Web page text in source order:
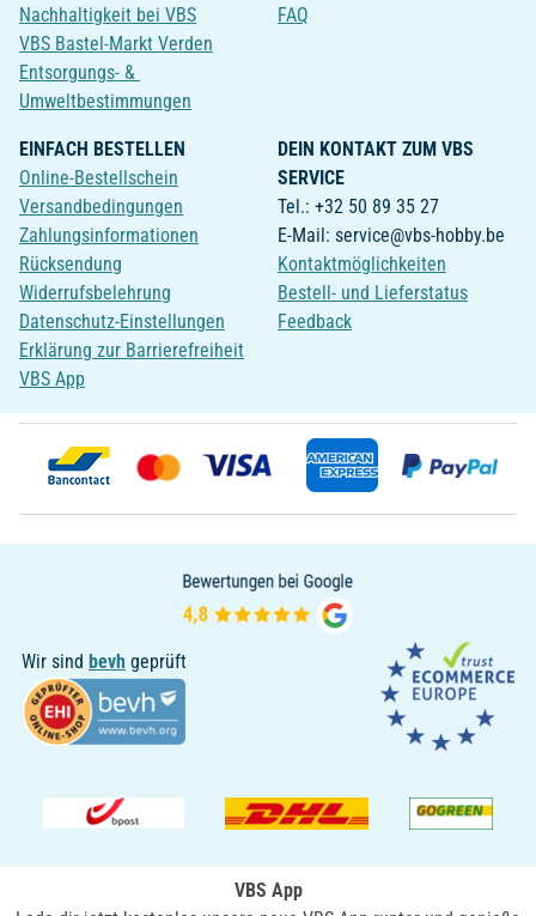
Nachhaltigkeit bei VBS
VBS Bastel-Markt Verden
Entsorgungs- &
Umweltbestimmungen
FAQ
EINFACH BESTELLEN
Online-Bestellschein
Versandbedingungen
Zahlungsinformationen
Rücksendung
Widerrufsbelehrung
Datenschutz-Einstellungen
Erklärung zur Barrierefreiheit
VBS App
DEIN KONTAKT ZUM VBS
SERVICE
Tel.: +32 50 89 35 27
E-Mail: service@vbs-hobby.be
Kontaktmöglichkeiten
Bestell- und Lieferstatus
Feedback
Wir sind bevh geprüft
VBS App